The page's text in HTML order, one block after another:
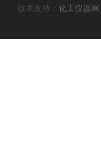
技术支持： 化工仪器网